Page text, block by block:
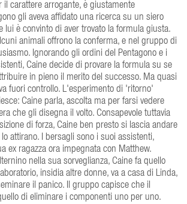
carattere arrogante, è giustamente
gli aveva affidato una ricerca su un siero
lui è convinto di aver trovato la formula giusta.
animali offrono la conferma, e nel gruppo di
Ignorando gli ordini del Pentagono e i
Caine decide di provare la formula su se
in pieno il merito del successo. Ma quasi
fuori controllo. L'esperimento di 'ritorno'
Caine parla, ascolta ma per farsi vedere
che gli disegna il volto. Consapevole tuttavia
di forza, Caine ben presto si lascia andare
attirano. I bersagli sono i suoi assistenti,
ex ragazza ora impegnata con Matthew.
nella sua sorveglianza, Caine fa quello
insidia altre donne, va a casa di Linda,
il panico. Il gruppo capisce che il
di eliminare i componenti uno per uno.